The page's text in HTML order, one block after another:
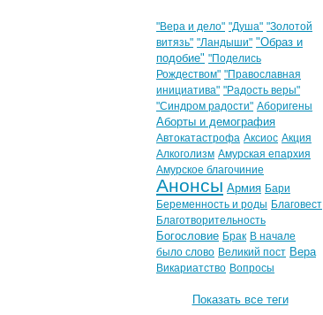
"Вера и дело" "Душа" "Золотой
витязь" "Ландыши" "Образ и
подобие" "Поделись
Рождеством" "Православная
инициатива" "Радость веры"
"Синдром радости" Аборигены
Аборты и демография
Автокатастрофа Аксиос Акция
Алкоголизм Амурская епархия
Амурское благочиние
Анонсы Армия Бари
Беременность и роды Благовест
Благотворительность
Богословие Брак В начале
было слово Великий пост Вера
Викариатство Вопросы
Показать все теги